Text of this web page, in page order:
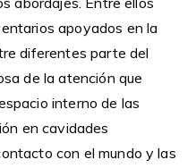
apoyados en la
diferentes parte del
de la atención que
interno de las
en cavidades
con el mundo y las